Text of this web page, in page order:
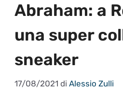
Abraham: a
una super
sneaker
17/08/2021 di Alessio Zulli